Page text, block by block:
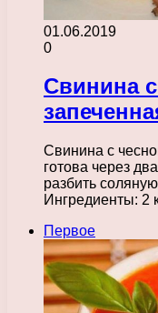
01.06.2019
0
Свинина
Свинина с
готова через
разбить
Ингредиенты: 2
Первое